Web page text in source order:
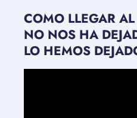
COMO LLEGAR
NO NOS HA
LO HEMOS